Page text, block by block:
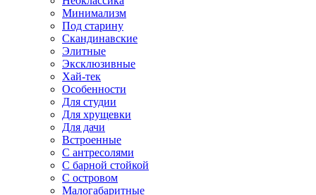
Минимализм
Под старину
Скандинавские
Элитные
Эксклюзивные
Хай-тек
Особенности
Для студии
Для хрущевки
Для дачи
Встроенные
С антресолями
С барной стойкой
С островом
Малогабаритные